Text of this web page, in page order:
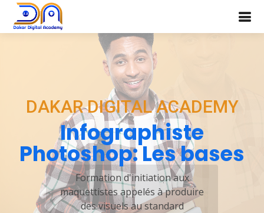
DAKAR DIGITAL ACADEMY
Infographiste
Photoshop: Les bases
Formation d'initiation aux
maquettistes appelés à produire
des visuels au standard